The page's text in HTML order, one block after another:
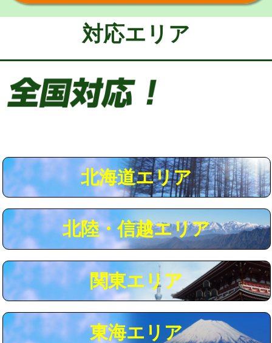
給水管工事※（保温材使用（バンド止
め込み）)
5,500円
給水管工事※（土の掘削・埋め戻し作
11,000円
給水管工事※（塩ビ管（VP・HI）使
用/3ｍまで)
給水管工事※（ライニング鋼管・銅
管・ポリ管・HT管使用/3ｍまで)
44,000円
給水管工事※（ライニング鋼管・銅
+8,800円
マス交換（土の掘削・埋め戻し作業） 11,000円~
マス交換（深さ50㎝以上） 66,000円
コンクリート斫り（厚さ10㎝まで） 27,500円
コンクリート斫り（厚さ10㎝超え） 38,500円
対応エリア
北海道エリア
北陸・信越エリア
関東エリア
東海エリア